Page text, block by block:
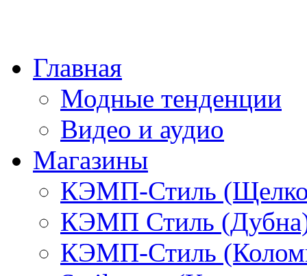
Главная
Модные тенденции
Видео и аудио
Магазины
КЭМП-Стиль
КЭМП Стиль
КЭМП-Стиль